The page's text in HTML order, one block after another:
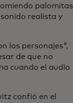
palomitas
realista y
los personajes",
de que no
cuando el audio
confió en el